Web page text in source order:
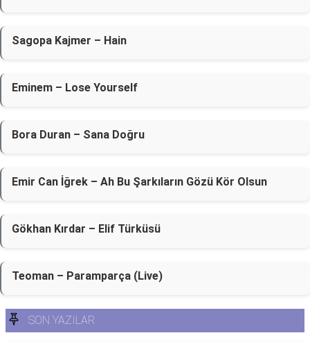
Sagopa Kajmer – Hain
Eminem – Lose Yourself
Bora Duran – Sana Doğru
Emir Can İğrek – Ah Bu Şarkıların Gözü Kör Olsun
Gökhan Kırdar – Elif Türküsü
Teoman – Paramparça (Live)
SON YAZILAR